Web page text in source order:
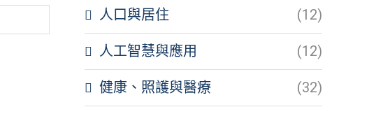
人口與居住 (12)
人工智慧與應用 (12)
健康、照護與醫療 (32)